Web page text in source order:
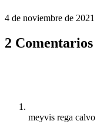
4 de noviembre de 2021
2 Comentarios
meyvis rega calvo